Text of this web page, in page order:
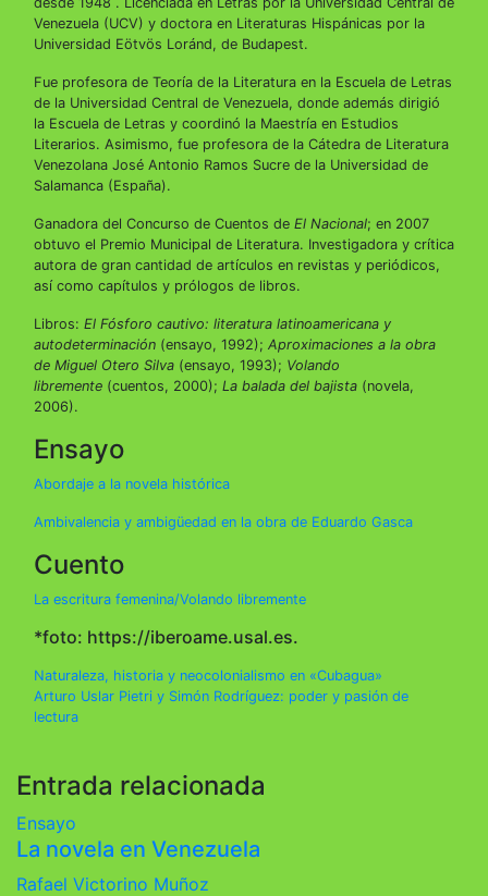
Venezuela (UCV) y doctora en Literaturas Hispánicas por la
Universidad Eötvös Loránd, de Budapest.
Fue profesora de Teoría de la Literatura en la Escuela de Letras
de la Universidad Central de Venezuela, donde además dirigió
la Escuela de Letras y coordinó la Maestría en Estudios
Literarios. Asimismo, fue profesora de la Cátedra de Literatura
Venezolana José Antonio Ramos Sucre de la Universidad de
Salamanca (España).
Ganadora del Concurso de Cuentos de El Nacional; en 2007
obtuvo el Premio Municipal de Literatura. Investigadora y crítica
autora de gran cantidad de artículos en revistas y periódicos,
así como capítulos y prólogos de libros.
Libros: El Fósforo cautivo: literatura latinoamericana y
autodeterminación (ensayo, 1992); Aproximaciones a la obra
de Miguel Otero Silva (ensayo, 1993); Volando
libremente (cuentos, 2000); La balada del bajista (novela,
2006).
Ensayo
Abordaje a la novela histórica
Ambivalencia y ambigüedad en la obra de Eduardo Gasca
Cuento
La escritura femenina/Volando libremente
*foto: https://iberoame.usal.es.
Navegación
de
entradas
Naturaleza, historia y neocolonialismo en «Cubagua»
Arturo Uslar Pietri y Simón Rodríguez: poder y pasión de
lectura
Entrada relacionada
Ensayo
La novela en Venezuela
Rafael Victorino Muñoz